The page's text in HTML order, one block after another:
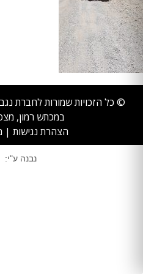
© כל הזכויות שמורות לחברת
במכתש רמון,
הצהרת נגישות |
נבנה ע"י: